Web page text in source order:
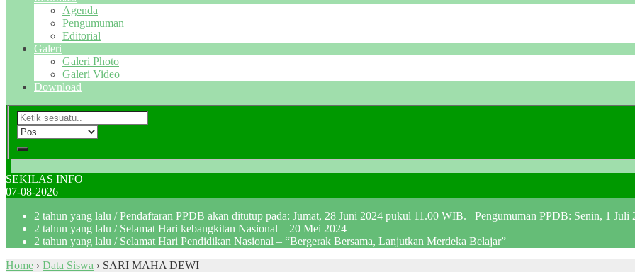
Agenda
Pengumuman
Editorial
Galeri
Galeri Photo
Galeri Video
Download
SEKILAS INFO
07-08-2026
2 tahun yang lalu / Pendaftaran PPDB akan ditutup pada: Jumat, 28 Juni 2024 pukul 11.00 WIB. Pengumuman PPDB: Senin, 1 Juli
2 tahun yang lalu / Selamat Hari kebangkitan Nasional – 20 Mei 2024
2 tahun yang lalu / Selamat Hari Pendidikan Nasional – “Bergerak Bersama, Lanjutkan Merdeka Belajar”
Home › Data Siswa › SARI MAHA DEWI